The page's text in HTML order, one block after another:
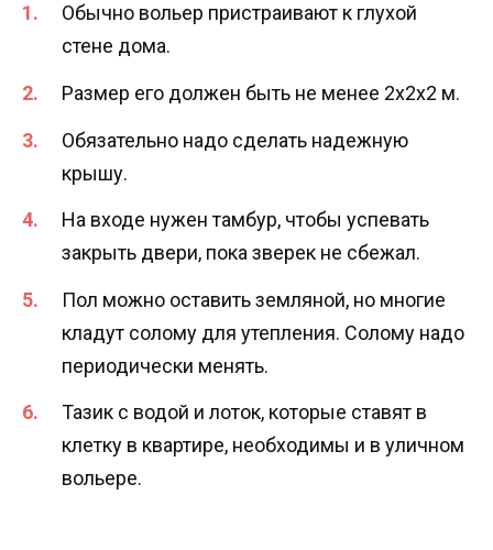
Обычно вольер пристраивают к глухой
стене дома.
Размер его должен быть не менее 2х2х2 м.
Обязательно надо сделать надежную
крышу.
На входе нужен тамбур, чтобы успевать
закрыть двери, пока зверек не сбежал.
Пол можно оставить земляной, но многие
кладут солому для утепления. Солому надо
периодически менять.
Тазик с водой и лоток, которые ставят в
клетку в квартире, необходимы и в уличном
вольере.